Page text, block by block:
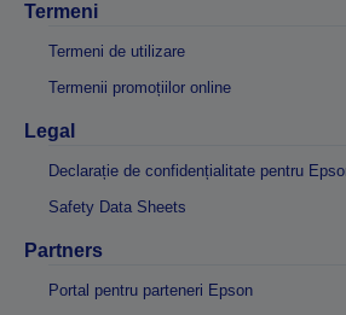
Termeni
Termeni de utilizare
Termenii promoțiilor online
Legal
Declarație de confidențialitate pentru
Safety Data Sheets
Partners
Portal pentru parteneri Epson